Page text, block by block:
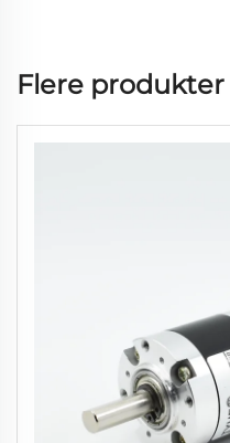
Flere produkter